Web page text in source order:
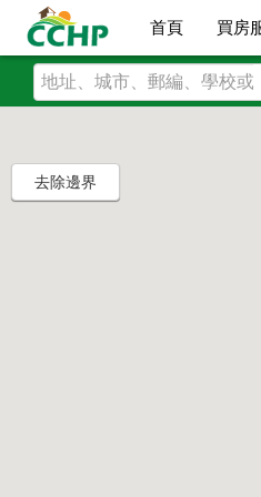
首頁 買房
去除邊界